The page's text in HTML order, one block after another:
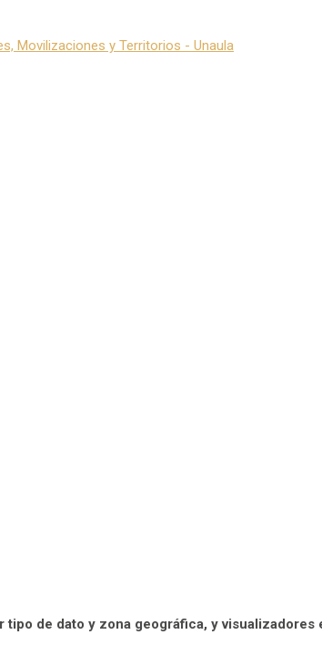
Movilizaciones y Territorios - Unaula
de dato y zona geográfica, y